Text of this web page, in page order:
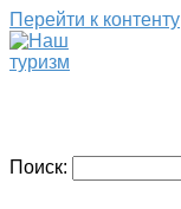
Перейти к контенту
Поиск: